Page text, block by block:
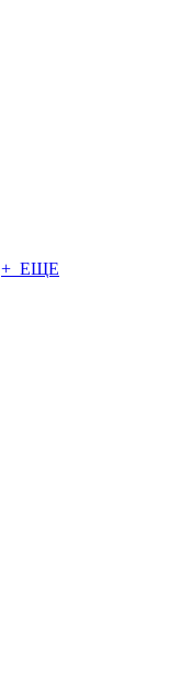
+ ЕЩЕ